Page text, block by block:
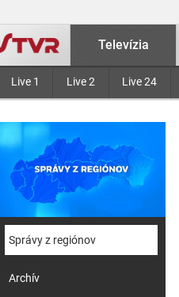
Televízia
Live 1 Live 2 Live 24
Správy z regiónov
Archív